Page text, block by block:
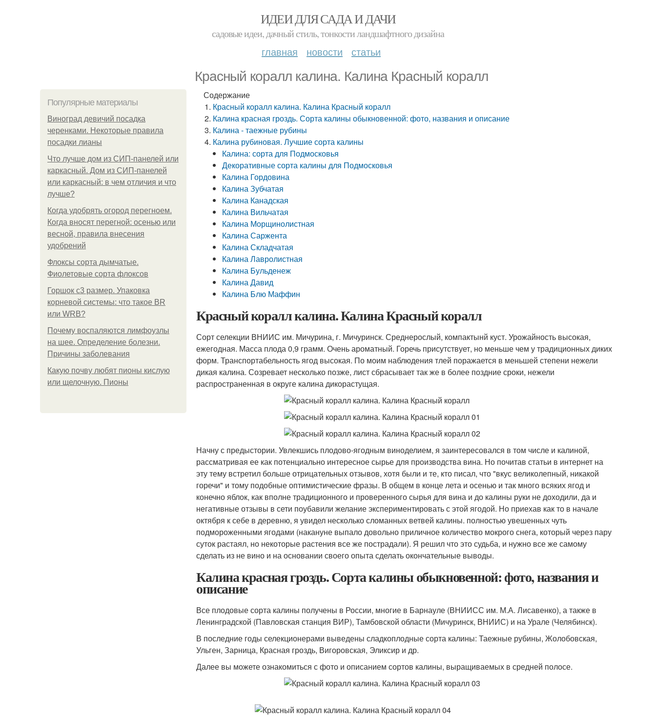
ИДЕИ ДЛЯ САДА И ДАЧИ
садовые идеи, дачный стиль, тонкости ландшафтного дизайна
главная новости статьи
Красный коралл калина. Калина Красный коралл
Популярные материалы
Виноград девичий посадка
черенками. Некоторые правила
посадки лианы
Что лучше дом из СИП-панелей или
каркасный. Дом из СИП-панелей
или каркасный: в чем отличия и что
лучше?
Когда удобрять огород перегноем.
Когда вносят перегной: осенью или
весной, правила внесения
удобрений
Флоксы сорта дымчатые.
Фиолетовые сорта флоксов
Горшок с3 размер. Упаковка
корневой системы: что такое BR
или WRB?
Почему воспаляются лимфоузлы
на шее. Определение болезни.
Причины заболевания
Какую почву любят пионы кислую
или щелочную. Пионы
Содержание
Красный коралл калина. Калина Красный коралл
Калина красная гроздь. Сорта калины обыкновенной: фото, названия и описание
Калина - таежные рубины
Калина рубиновая. Лучшие сорта калины
Калина: сорта для Подмосковья
Декоративные сорта калины для Подмосковья
Калина Гордовина
Калина Зубчатая
Калина Канадская
Калина Вильчатая
Калина Морщинолистная
Калина Саржента
Калина Складчатая
Калина Лавролистная
Калина Бульденеж
Калина Давид
Калина Блю Маффин
Красный коралл калина. Калина Красный коралл
Сорт селекции ВНИИС им. Мичурина, г. Мичуринск. Среднерослый, компактынй куст. Урожайность высокая,
ежегодная. Масса плода 0,9 грамм. Очень ароматный. Горечь присутствует, но меньше чем у традиционных диких
форм. Транспортабельность ягод высокая. По моим наблюдения тлей поражается в меньшей степени нежели
дикая калина. Созревает несколько позже, лист сбрасывает так же в более поздние сроки, нежели
распространенная в округе калина дикорастущая.
Начну с предыстории. Увлекшись плодово-ягодным виноделием, я заинтересовался в том числе и калиной,
рассматривая ее как потенциально интересное сырье для производства вина. Но почитав статьи в интернет на
эту тему встретил больше отрицательных отзывов, хотя были и те, кто писал, что "вкус великолепный, никакой
горечи" и тому подобные оптимистические фразы. В общем в конце лета и осенью и так много всяких ягод и
конечно яблок, как вполне традиционного и проверенного сырья для вина и до калины руки не доходили, да и
негативные отзывы в сети поубавили желание экспериментировать с этой ягодой. Но приехав как то в начале
октября к себе в деревню, я увидел несколько сломанных ветвей калины. полностью увешенных чуть
подмороженными ягодами (накануне выпало довольно приличное количество мокрого снега, который через пару
суток растаял, но некоторые растения все же пострадали). Я решил что это судьба, и нужно все же самому
сделать из не вино и на основании своего опыта сделать окончательные выводы.
Калина красная гроздь. Сорта калины обыкновенной: фото, названия и
описание
Все плодовые сорта калины получены в России, многие в Барнауле (ВНИИСС им. М.А. Лисавенко), а также в
Ленинградской (Павловская станция ВИР), Тамбовской области (Мичуринск, ВНИИС) и на Урале (Челябинск).
В последние годы селекционерами выведены сладкоплодные сорта калины: Таежные рубины, Жолобовская,
Ульген, Зарница, Красная гроздь, Вигоровская, Эликсир и др.
Далее вы можете ознакомиться с фото и описанием сортов калины, выращиваемых в средней полосе.